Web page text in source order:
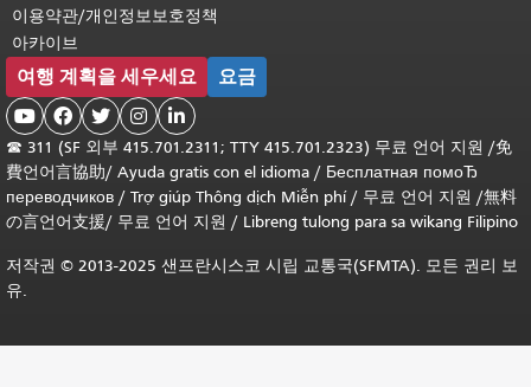
이용약관/개인정보보호정책
아카이브
여행 계획을 세우세요 요금
    
☎ 311 (SF 외부 415.701.2311; TTY 415.701.2323) 무료 언어 지원 /免
費언어言協助/ Ayuda gratis con el idioma / Бесплатная помоЂ
переводчиков / Trợ giúp Thông dịch Miễn phí/ 무료 언어 지원 /無料
の言언어支援/ 무료 언어 지원 / Libreng tulong para sa wikang Filipino
저작권 © 2013-2025 샌프란시스코 시립 교통국(SFMTA). 모든 권리 보
유.